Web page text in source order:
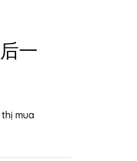
n 一
mua